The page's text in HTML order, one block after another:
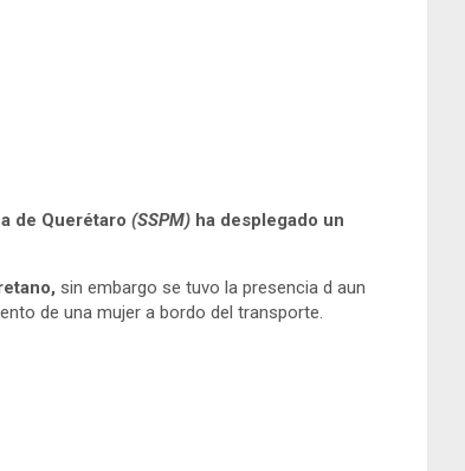
de Querétaro (SSPM) ha desplegado un
sin embargo se tuvo la presencia d aun
de una mujer a bordo del transporte.